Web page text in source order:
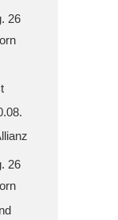
26
26